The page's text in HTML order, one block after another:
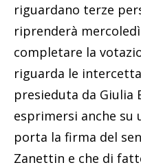
riguardano terze
riprenderà
completare la
riguarda le
presieduta da Giulia
esprimersi anche su
porta la firma del
Zanettin e che di